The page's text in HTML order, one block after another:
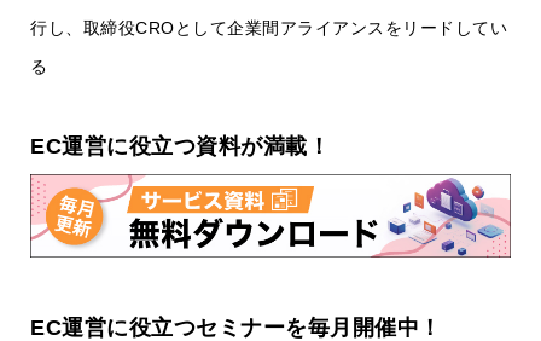
行し、取締役CROとして企業間アライアンスをリードしてい
る
EC運営に役立つ資料が満載！
EC運営に役立つセミナーを毎月開催中！